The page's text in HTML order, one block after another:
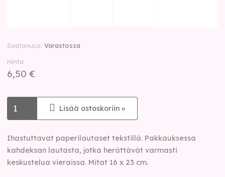
Saatavuus Varastossa
Hinta
6,50 €
Lisää ostoskoriin »
Ihastuttavat paperilautaset tekstillä. Pakkauksessa
kahdeksan lautasta, jotka herättävät varmasti
keskustelua vieraissa. Mitat 16 x 23 cm.